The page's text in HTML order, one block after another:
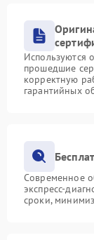
Используются
прошедшие
корректную
гарантийных
Современное
экспресс-
сроки,